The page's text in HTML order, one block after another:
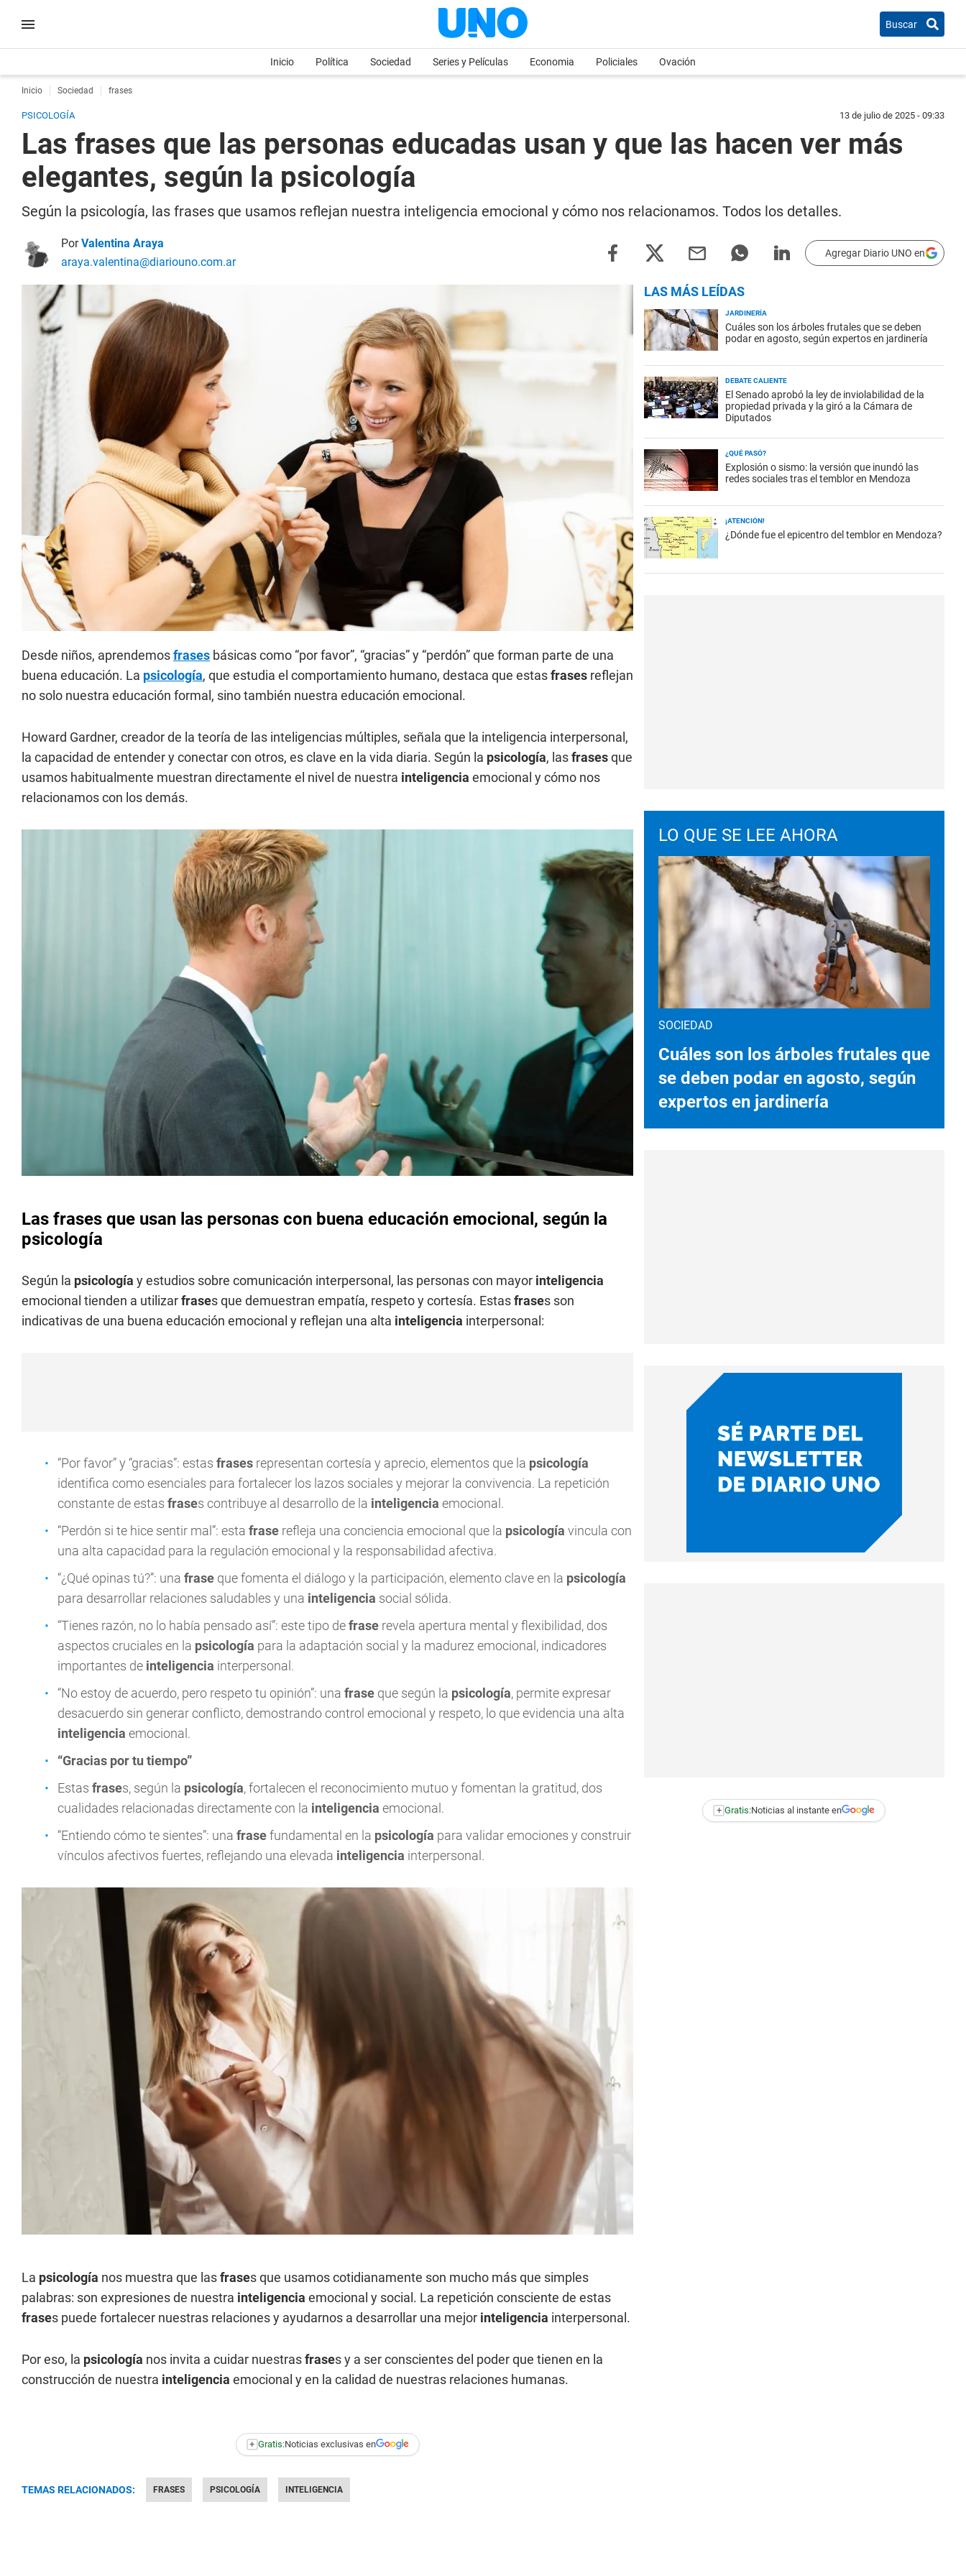
Buscar
Inicio Política Sociedad Series y Películas Economia Policiales Ovación
Inicio Sociedad frases
PSICOLOGÍA 13 de julio de 2025 - 09:33
Las frases que las personas educadas usan y que las hacen ver más
elegantes, según la psicología
Según la psicología, las frases que usamos reflejan nuestra inteligencia emocional y cómo nos relacionamos. Todos los detalles.
PorValentina Araya
araya.valentina@diariouno.com.ar
Agregar Diario UNO en
Desde niños, aprendemosfrases básicas como “por favor”, “gracias” y “perdón” que forman parte de una
buena educación. La psicología, que estudia el comportamiento humano, destaca que estasfrases reflejan
no solo nuestra educación formal, sino también nuestra educación emocional.
Howard Gardner, creador de la teoría de las inteligencias múltiples, señala que la inteligencia interpersonal,
la capacidad de entender y conectar con otros, es clave en la vida diaria. Según la psicología, lasfrasesque
usamos habitualmente muestran directamente el nivel de nuestra inteligencia emocional y cómo nos
relacionamos con los demás.
Las frases que usan las personas con buena educación emocional, según la
psicología
Según la psicología y estudios sobre comunicación interpersonal, las personas con mayor inteligencia
emocional tienden a utilizarfrases que demuestran empatía, respeto y cortesía. Estasfrases son
indicativas de una buena educación emocional y reflejan una alta inteligencia interpersonal:
“Por favor” y “gracias”: estas frases representan cortesía y aprecio, elementos que la psicología
identifica como esenciales para fortalecer los lazos sociales y mejorar la convivencia. La repetición
constante de estas frases contribuye al desarrollo de la inteligencia emocional.
“Perdón si te hice sentir mal”: esta frase refleja una conciencia emocional que la psicología vincula con
una alta capacidad para la regulación emocional y la responsabilidad afectiva.
“¿Qué opinas tú?”: una frase que fomenta el diálogo y la participación, elemento clave en la psicología
para desarrollar relaciones saludables y una inteligencia social sólida.
“Tienes razón, no lo había pensado así”: este tipo defrase revela apertura mental y flexibilidad, dos
aspectos cruciales en la psicología para la adaptación social y la madurez emocional, indicadores
importantes de inteligencia interpersonal.
“No estoy de acuerdo, pero respeto tu opinión”: una frase que según la psicología, permite expresar
desacuerdo sin generar conflicto, demostrando control emocional y respeto, lo que evidencia una alta
inteligencia emocional.
“Gracias por tu tiempo”
Estas frases, según la psicología, fortalecen el reconocimiento mutuo y fomentan la gratitud, dos
cualidades relacionadas directamente con la inteligencia emocional.
“Entiendo cómo te sientes”: una frasefundamental en la psicología para validar emociones y construir
vínculos afectivos fuertes, reflejando una elevada inteligencia interpersonal.
La psicología nos muestra que lasfrases que usamos cotidianamente son mucho más que simples
palabras: son expresiones de nuestra inteligencia emocional y social. La repetición consciente de estas
frases puede fortalecer nuestras relaciones y ayudarnos a desarrollar una mejor inteligencia interpersonal.
Por eso, la psicología nos invita a cuidar nuestrasfrases y a ser conscientes del poder que tienen en la
construcción de nuestra inteligencia emocional y en la calidad de nuestras relaciones humanas.
+ Gratis:Noticias exclusivas en
TEMAS RELACIONADOS: FRASES PSICOLOGÍA INTELIGENCIA
LAS MÁS LEÍDAS
JARDINERÍA
Cuáles son los árboles frutales que se deben
podar en agosto, según expertos en jardinería
DEBATE CALIENTE
El Senado aprobó la ley de inviolabilidad de la
propiedad privada y la giró a la Cámara de
Diputados
¿QUÉ PASÓ?
Explosión o sismo: la versión que inundó las
redes sociales tras el temblor en Mendoza
¡ATENCIÓN!
¿Dónde fue el epicentro del temblor en Mendoza?
LO QUE SE LEE AHORA
SOCIEDAD
Cuáles son los árboles frutales que
se deben podar en agosto, según
expertos en jardinería
+ Gratis:Noticias al instante en